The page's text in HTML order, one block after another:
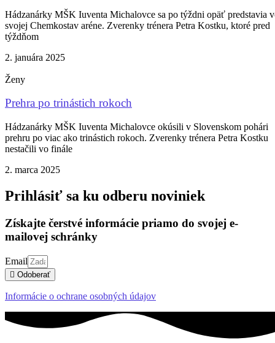
Hádzanárky MŠK Iuventa Michalovce sa po týždni opäť predstavia
svojej Chemkostav aréne. Zverenky trénera Petra Kostku, ktoré pred
týždňom
2. januára 2025
Ženy
Prehra po trinástich rokoch
Hádzanárky MŠK Iuventa Michalovce okúsili v Slovenskom pohári
prehru po viac ako trinástich rokoch. Zverenky trénera Petra Kostku
nestačili vo finále
2. marca 2025
Prihlásiť sa ku odberu noviniek
Získajte čerstvé informácie priamo do svojej e-
mailovej schránky
Email
Odoberať
Informácie o ochrane osobných údajov